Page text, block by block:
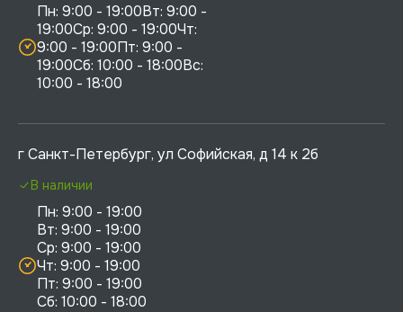
Пн: 9:00 - 19:00Вт: 9:00 -
19:00Ср: 9:00 - 19:00Чт:
9:00 - 19:00Пт: 9:00 -
19:00Сб: 10:00 - 18:00Вс:
10:00 - 18:00
г Санкт-Петербург, ул Софийская, д 14 к 2б
Пн: 9:00 - 19:00
Вт: 9:00 - 19:00
Ср: 9:00 - 19:00
Чт: 9:00 - 19:00
Пт: 9:00 - 19:00
Сб: 10:00 - 18:00
В наличии